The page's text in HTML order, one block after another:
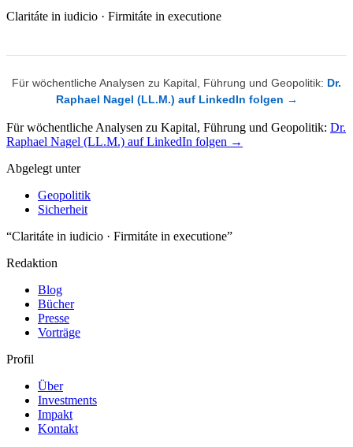
Claritáte in iudicio · Firmitáte in executione
Für wöchentliche Analysen zu Kapital, Führung und Geopolitik: Dr.
Raphael Nagel (LL.M.) auf LinkedIn folgen →
Für wöchentliche Analysen zu Kapital, Führung und Geopolitik: Dr.
Raphael Nagel (LL.M.) auf LinkedIn folgen →
Abgelegt unter
Geopolitik
Sicherheit
“Claritáte in iudicio · Firmitáte in executione”
Redaktion
Blog
Bücher
Presse
Vorträge
Profil
Über
Investments
Impakt
Kontakt